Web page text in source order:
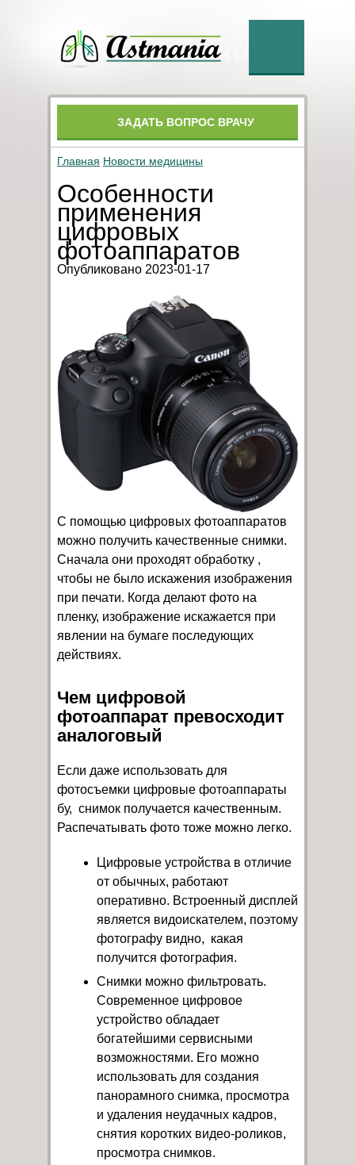
ЗАДАТЬ ВОПРОС ВРАЧУ
Главная Новости медицины
Особенности
применения
цифровых
фотоаппаратов
Опубликовано 2023-01-17
С помощью цифровых фотоаппаратов
можно получить качественные снимки.
Сначала они проходят обработку ,
чтобы не было искажения изображения
при печати. Когда делают фото на
пленку, изображение искажается при
явлении на бумаге последующих
действиях.
Чем цифровой
фотоаппарат превосходит
аналоговый
Если даже использовать для
фотосъемки цифровые фотоаппараты
бу, снимок получается качественным.
Распечатывать фото тоже можно легко.
Цифровые устройства в отличие
от обычных, работают
оперативно. Встроенный дисплей
является видоискателем, поэтому
фотографу видно, какая
получится фотография.
Снимки можно фильтровать.
Современное цифровое
устройство обладает
богатейшими сервисными
возможностями. Его можно
использовать для создания
панорамного снимка, просмотра
и удаления неудачных кадров,
снятия коротких видео-роликов,
просмотра снимков.